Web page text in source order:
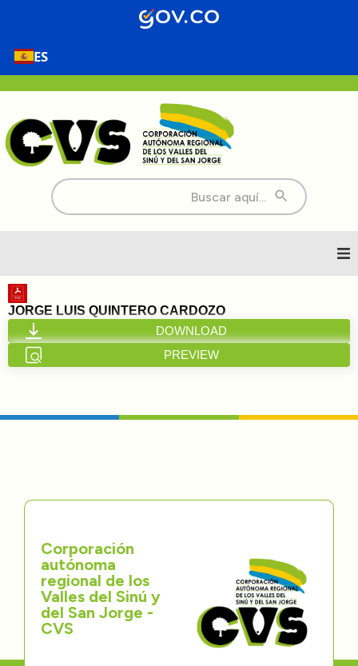
ES
Buscar:
Inicio
Nosotros
Transparencia
Participa
Trámites y Servicios
Contáctenos
JORGE LUIS QUINTERO CARDOZO
DOWNLOAD
PREVIEW
Corporación
autónoma
regional de los
Valles del Sinú y
del San Jorge -
CVS